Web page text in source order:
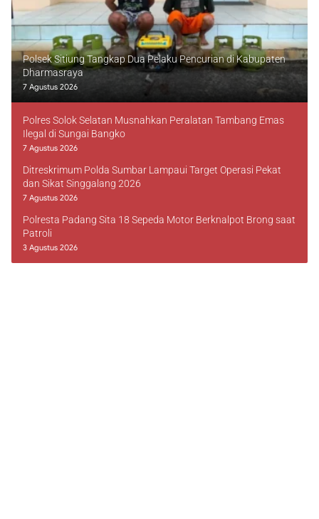
Polsek Sitiung Tangkap Dua Pelaku Pencurian di Kabupaten
Dharmasraya
7 Agustus 2026
Polres Solok Selatan Musnahkan Peralatan Tambang Emas
Ilegal di Sungai Bangko
7 Agustus 2026
Ditreskrimum Polda Sumbar Lampaui Target Operasi Pekat
dan Sikat Singgalang 2026
7 Agustus 2026
Polresta Padang Sita 18 Sepeda Motor Berknalpot Brong saat
Patroli
3 Agustus 2026